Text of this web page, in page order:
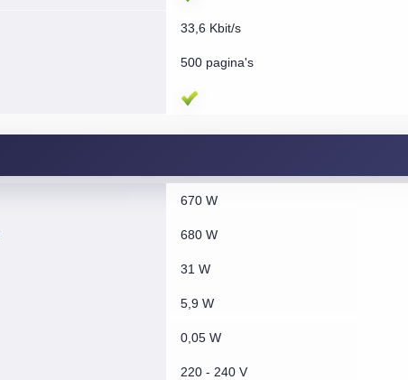
33,6 Kbit/s
500 pagina's
670 W
680 W
31 W
5,9 W
0,05 W
220 - 240 V